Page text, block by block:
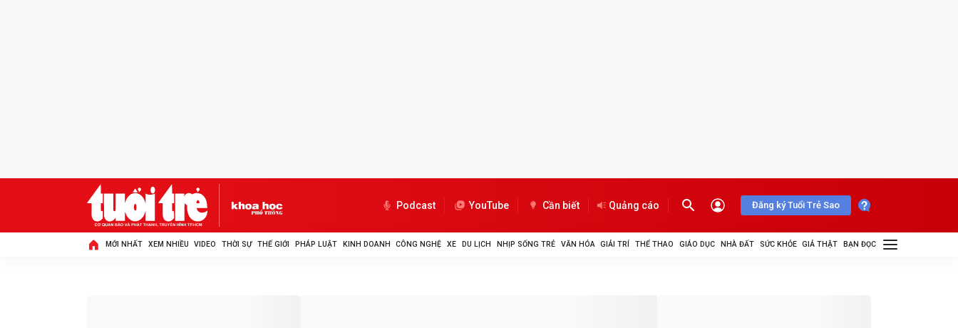
Podcast YouTube Cần biết Quảng cáo Đăng ký Tuổi Trẻ Sao
MỚI NHẤT XEM NHIỀU VIDEO THỜI SỰ THẾ GIỚI PHÁP LUẬT KINH DOANH CÔNG NGHỆ XE DU LỊCH NHỊP SỐNG TRẺ VĂN HÓA GIẢI TRÍ THỂ THAO GIÁO DỤC NHÀ ĐẤT SỨC KHỎE GIẢ THẬT BẠN ĐỌC